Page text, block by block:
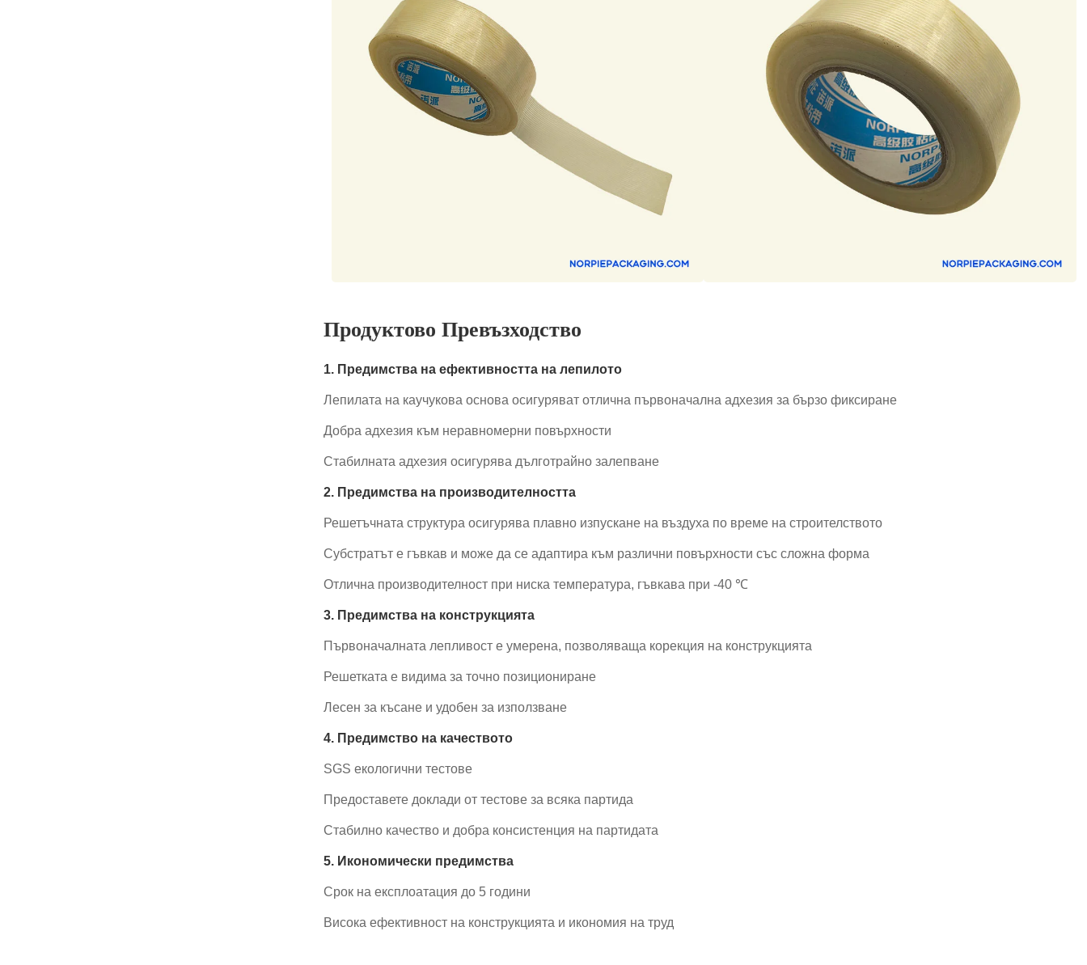
Продуктово Превъзходство
1. Предимства на ефективността на лепилото
Лепилата на каучукова основа осигуряват отлична първоначална адхезия за бързо фиксиране
Добра адхезия към неравномерни повърхности
Стабилната адхезия осигурява дълготрайно залепване
2. Предимства на производителността
Решетъчната структура осигурява плавно изпускане на въздуха по време на строителството
Субстратът е гъвкав и може да се адаптира към различни повърхности със сложна форма
Отлична производителност при ниска температура, гъвкава при -40 ℃
3. Предимства на конструкцията
Първоначалната лепливост е умерена, позволяваща корекция на конструкцията
Решетката е видима за точно позициониране
Лесен за късане и удобен за използване
4. Предимство на качеството
SGS екологични тестове
Предоставете доклади от тестове за всяка партида
Стабилно качество и добра консистенция на партидата
5. Икономически предимства
Срок на експлоатация до 5 години
Висока ефективност на конструкцията и икономия на труд